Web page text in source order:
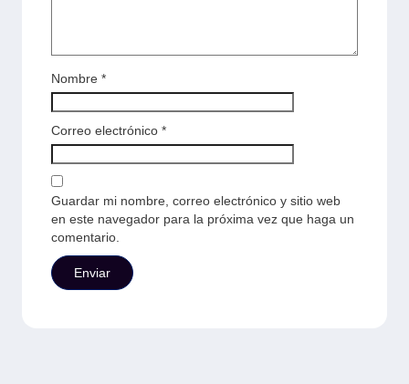
Nombre *
Correo electrónico *
Guardar mi nombre, correo electrónico y sitio web
en este navegador para la próxima vez que haga un
comentario.